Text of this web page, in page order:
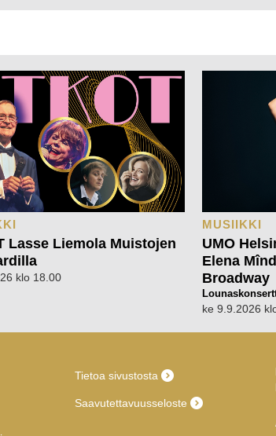
Lasse Liemola Muistojen
klo 18.00
MUSIIKKI
UMO
Elena
Broadway
ke 9.9.2026
Tietoa sivustosta
Saavutettavuusseloste